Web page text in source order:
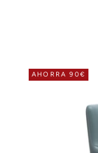
AHORRA 90€